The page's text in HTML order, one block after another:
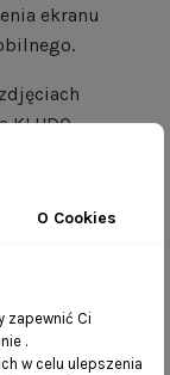
ekranu
KLUDO.
buty.
Ławka ze
mebli tego
zależnie od
przyczynić
O Cookies
zapewnić Ci
.
w celu ulepszenia